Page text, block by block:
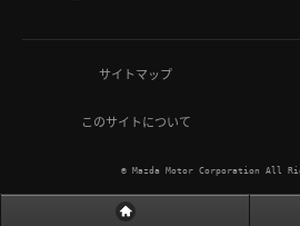
マツダについて
ひとを想う価値創造
サイトマップ
このサイトについて
© Mazda Motor Corporation All